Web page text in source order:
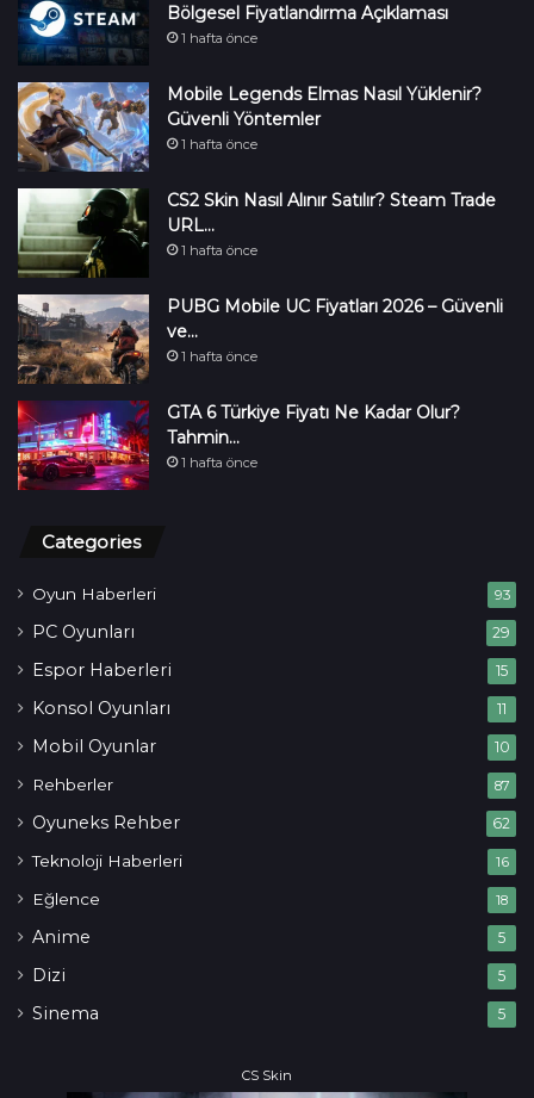
Bölgesel Fiyatlandırma Açıklaması
1 hafta önce
Mobile Legends Elmas Nasıl Yüklenir?
Güvenli Yöntemler
1 hafta önce
CS2 Skin Nasıl Alınır Satılır? Steam Trade
URL…
1 hafta önce
PUBG Mobile UC Fiyatları 2026 – Güvenli
ve…
1 hafta önce
GTA 6 Türkiye Fiyatı Ne Kadar Olur?
Tahmin…
1 hafta önce
Categories
Oyun Haberleri 93
PC Oyunları 29
Espor Haberleri 15
Konsol Oyunları 11
Mobil Oyunlar 10
Rehberler 87
Oyuneks Rehber 62
Teknoloji Haberleri 16
Eğlence 18
Anime 5
Dizi 5
Sinema 5
CS Skin